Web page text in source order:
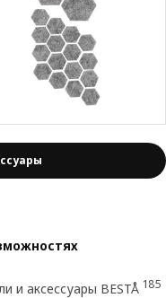
и аксессуары BESTÅ 185